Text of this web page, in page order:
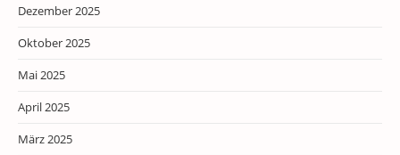
Dezember 2025
Oktober 2025
Mai 2025
April 2025
März 2025